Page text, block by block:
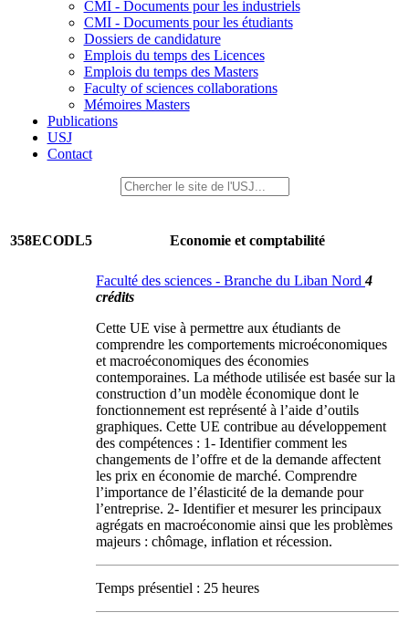
CMI - Documents pour les industriels
CMI - Documents pour les étudiants
Dossiers de candidature
Emplois du temps des Licences
Emplois du temps des Masters
Faculty of sciences collaborations
Mémoires Masters
Publications
USJ
Contact
358ECODL5 Economie et comptabilité
Faculté des sciences - Branche du Liban Nord4
crédits
Cette UE vise à permettre aux étudiants de
comprendre les comportements microéconomiques
et macroéconomiques des économies
contemporaines. La méthode utilisée est basée sur la
construction d’un modèle économique dont le
fonctionnement est représenté à l’aide d’outils
graphiques. Cette UE contribue au développement
des compétences : 1- Identifier comment les
changements de l’offre et de la demande affectent
les prix en économie de marché. Comprendre
l’importance de l’élasticité de la demande pour
l’entreprise. 2- Identifier et mesurer les principaux
agrégats en macroéconomie ainsi que les problèmes
majeurs : chômage, inflation et récession.
Temps présentiel : 25 heures